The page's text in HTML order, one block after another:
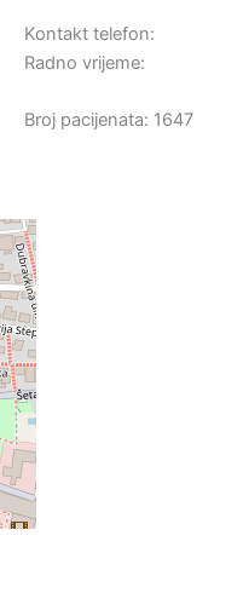
Kontakt telefon:
Radno vrijeme:
Broj pacijenata: 1647